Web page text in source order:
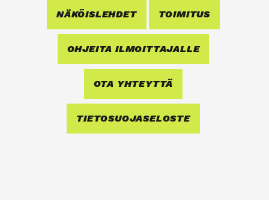
NÄKÖIS­LEH­DET TOI­MI­TUS
OHJEI­TA ILMOIT­TA­JAL­LE
OTA YHTEYT­TÄ
TIE­TO­SUO­JA­SE­LOS­TE